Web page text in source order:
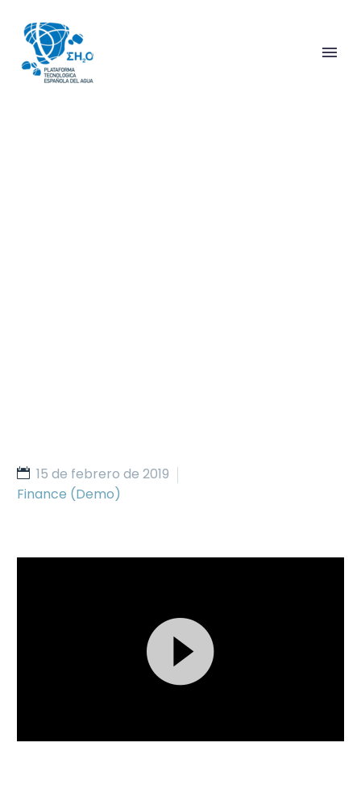
15 de febrero de 2019
Finance (Demo)